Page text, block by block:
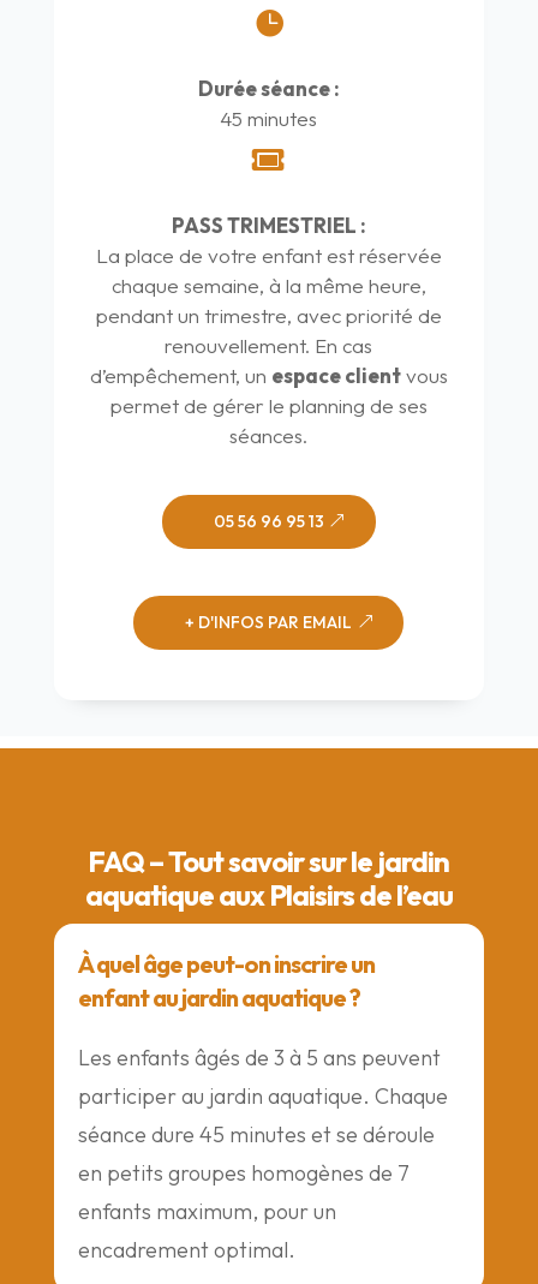

Durée séance :
45 minutes

PASS TRIMESTRIEL :
La place de votre enfant est réservée
chaque semaine, à la même heure,
pendant un trimestre, avec priorité de
renouvellement. En cas
d’empêchement, un espace clientvous
permet de gérer le planning de ses
séances.
05 56 96 95 13
+ D'INFOS PAR EMAIL
FAQ – Tout savoir sur le jardin
aquatique aux Plaisirs de l’eau
À quel âge peut-on inscrire un
enfant au jardin aquatique ?
Les enfants âgés de 3 à 5 ans peuvent
participer au jardin aquatique. Chaque
séance dure 45 minutes et se déroule
en petits groupes homogènes de 7
enfants maximum, pour un
encadrement optimal.